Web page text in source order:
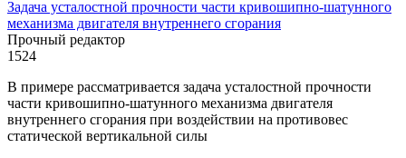
Задача усталостной прочности части кривошипно-шатунного
механизма двигателя внутреннего сгорания
Прочный редактор
1524
В примере рассматривается задача усталостной прочности
части кривошипно-шатунного механизма двигателя
внутреннего сгорания при воздействии на противовес
статической вертикальной силы